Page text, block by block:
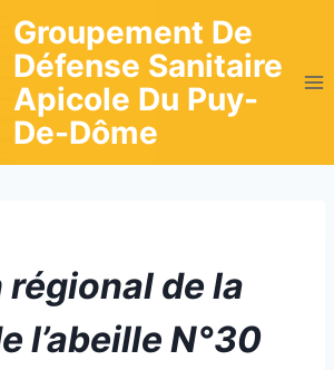
Groupement De
Défense Sanitaire
Apicole Du Puy-
De-Dôme
de la
l’abeille N°30